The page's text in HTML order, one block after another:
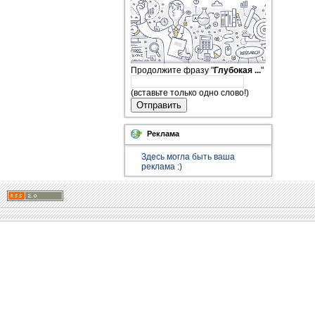
Продолжите фразу "Глубокая ..."
(вставьте только одно слово!)
Отправить
Реклама
Здесь могла быть ваша
реклама :)